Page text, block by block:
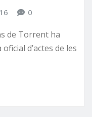
0
de Torrent ha
d’actes de les